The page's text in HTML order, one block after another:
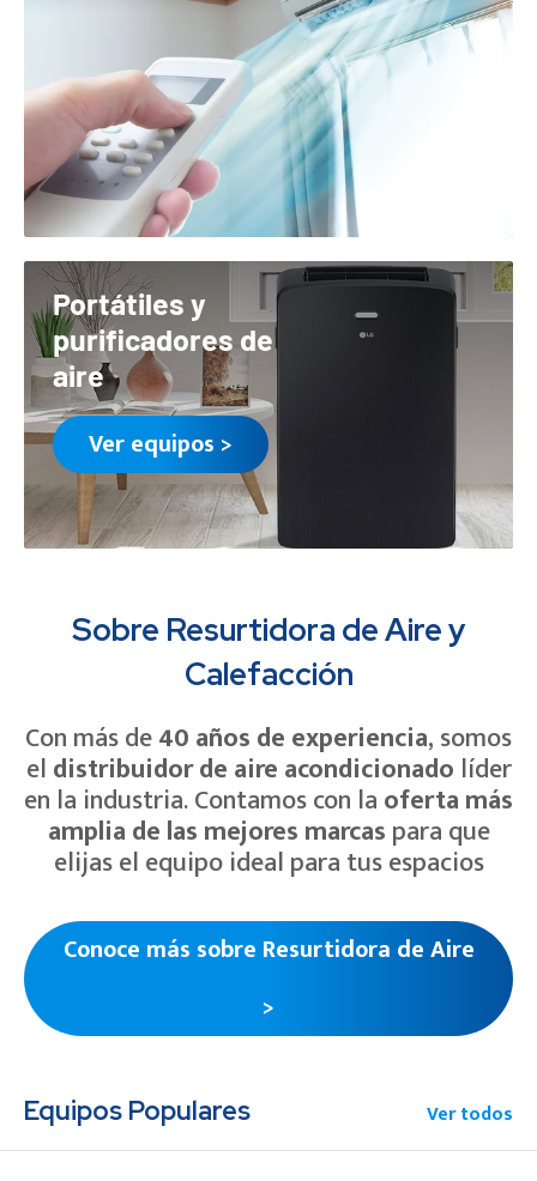
Portátiles y
purificadores de
aire
Ver equipos >
Sobre Resurtidora de Aire y
Calefacción
Con más de40 años de experiencia, somos
eldistribuidor de aire acondicionado líder
en la industria. Contamos con laoferta más
amplia de las mejores marcaspara que
elijas el equipo ideal para tus espacios
Conoce más sobre Resurtidora de Aire
>
Equipos Populares Ver todos